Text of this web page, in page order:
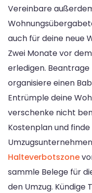
Vereinbare
auch für deine neue
Zwei Monate vor
erledigen.
organisiere einen
Entrümple deine
verschenke nicht
Kostenplan und
Halteverbotszone
sammle Belege für
den Umzug.